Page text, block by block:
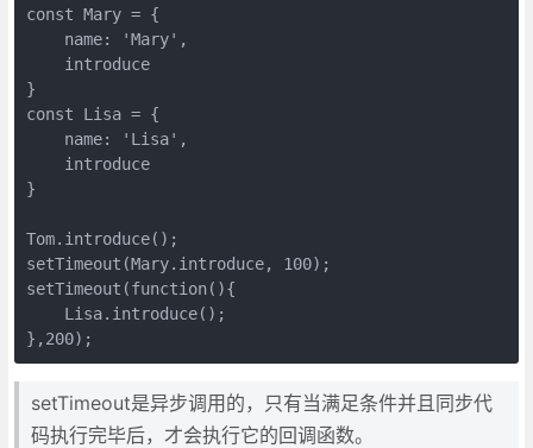
const Mary = {
    name: 'Mary',
    introduce
}
const Lisa = {
    name: 'Lisa',
    introduce
}
Tom.introduce();
setTimeout(Mary.introduce, 100);
setTimeout(function(){
    Lisa.introduce();
setTimeout是异步调用的，只有当满足条件并且同步代
码执行完毕后，才会执行它的回调函数。